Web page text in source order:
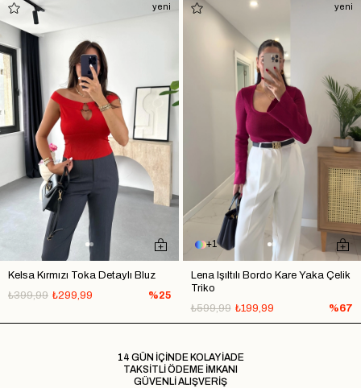
Kelsa Kırmızı Toka Detaylı Bluz
₺299,99
₺399,99 %25
yeni
1
Lena Işıltılı Bordo Kare Yaka Çelik
Triko
₺199,99
₺599,99 %67
yeni
14 GÜN İÇİNDE KOLAY İADE
TAKSİTLİ ÖDEME İMKANI
GÜVENLİ ALIŞVERİŞ